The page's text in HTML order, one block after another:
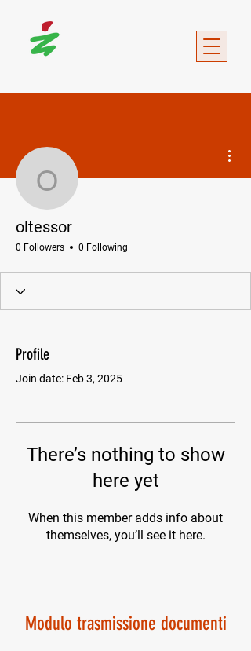
oltessor
oltessor
0 Followers 0 Following
Profile
Join date: Feb 3, 2025
There’s nothing to show
here yet
When this member adds info about
themselves, you’ll see it here.
Modulo trasmissione documenti